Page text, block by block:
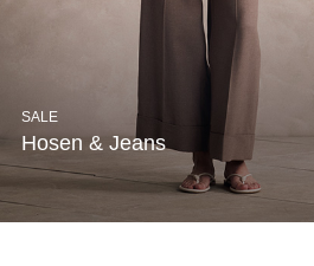
SALE
Hosen & Jeans